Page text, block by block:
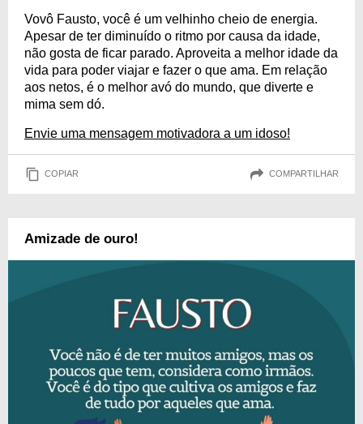
Vovô Fausto, você é um velhinho cheio de energia.
Apesar de ter diminuído o ritmo por causa da idade,
não gosta de ficar parado. Aproveita a melhor idade da
vida para poder viajar e fazer o que ama. Em relação
aos netos, é o melhor avó do mundo, que diverte e
mima sem dó.
Envie uma mensagem motivadora a um idoso!
COPIAR COMPARTILHAR
Amizade de ouro!